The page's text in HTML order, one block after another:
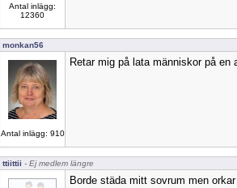
Antal inlägg:
12360
monkan56
Antal inlägg: 910
Retar mig på lata människor på en
ttiittii - Ej medlem längre
Borde städa mitt sovrum men